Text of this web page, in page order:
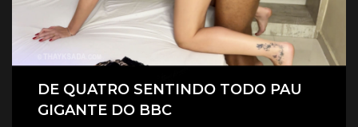
DE QUATRO SENTINDO TODO PAU
GIGANTE DO BBC